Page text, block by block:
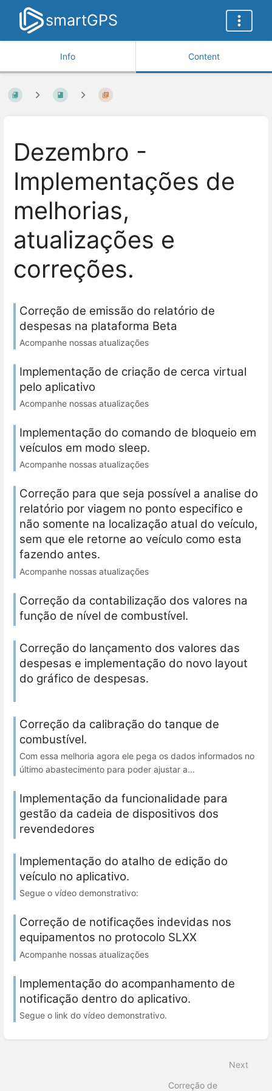
smartGPS
Info Content
Dezembro -
Implementações de
melhorias,
atualizações e
correções.
Correção de emissão do relatório de
despesas na plataforma Beta
Acompanhe nossas atualizações
Implementação de criação de cerca virtual
pelo aplicativo
Acompanhe nossas atualizações
Implementação do comando de bloqueio em
veículos em modo sleep.
Acompanhe nossas atualizações
Correção para que seja possível a analise do
relatório por viagem no ponto especifico e
não somente na localização atual do veículo,
sem que ele retorne ao veículo como esta
fazendo antes.
Acompanhe nossas atualizações
Correção da contabilização dos valores na
função de nível de combustível.
Correção do lançamento dos valores das
despesas e implementação do novo layout
do gráfico de despesas.
Correção da calibração do tanque de
combustível.
Com essa melhoria agora ele pega os dados informados no
último abastecimento para poder ajustar a...
Implementação da funcionalidade para
gestão da cadeia de dispositivos dos
revendedores
Implementação do atalho de edição do
veículo no aplicativo.
Segue o vídeo demonstrativo:
Correção de notificações indevidas nos
equipamentos no protocolo SLXX
Acompanhe nossas atualizações
Implementação do acompanhamento de
notificação dentro do aplicativo.
Segue o link do vídeo demonstrativo.
Next
Correção de